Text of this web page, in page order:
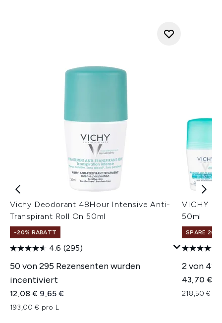
Vichy Deodorant 48Hour Intensive Anti-
Transpirant Roll On 50ml
-20% RABATT
4.6 (295)
50 von 295 Rezensenten wurden
incentiviert
Unverbindliche Preisempfehlung:
12,08 € Aktueller Preis:
9,65 €
193,00 € pro L
VICHY
50ml
SPARE 20%
2 von 42
43,70 €
218,50 €